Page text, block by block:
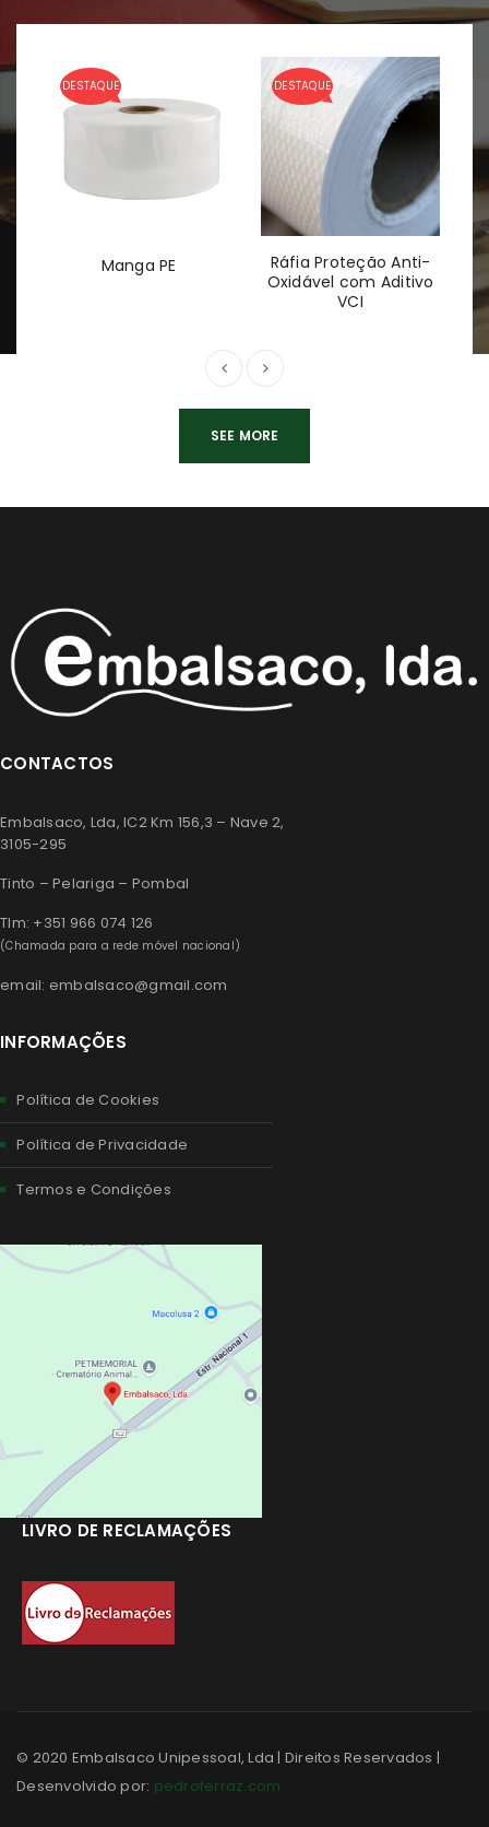
DESTAQUE
Manga PE
DESTAQUE
Ráfia Proteção Anti-
Oxidável com Aditivo
VCI
SEE MORE
CONTACTOS
Embalsaco, Lda, IC2 Km 156,3 – Nave 2,
3105-295
Tinto – Pelariga – Pombal
Tlm: +351 966 074 126
(Chamada para a rede móvel nacional)
email: embalsaco@gmail.com
INFORMAÇÕES
Política de Cookies
Política de Privacidade
Termos e Condições
LIVRO DE RECLAMAÇÕES
© 2020 Embalsaco Unipessoal, Lda | Direitos Reservados |
Desenvolvido por: pedroferraz.com